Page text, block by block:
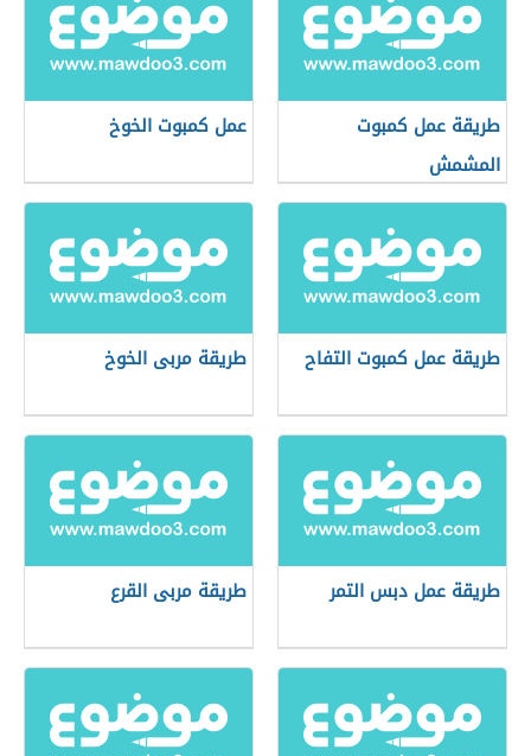
طريقة عمل كمبوت
المشمش
عمل كمبوت الخوخ
طريقة عمل كمبوت التفاح طريقة مربى الخوخ
طريقة عمل دبس التمر طريقة مربى القرع